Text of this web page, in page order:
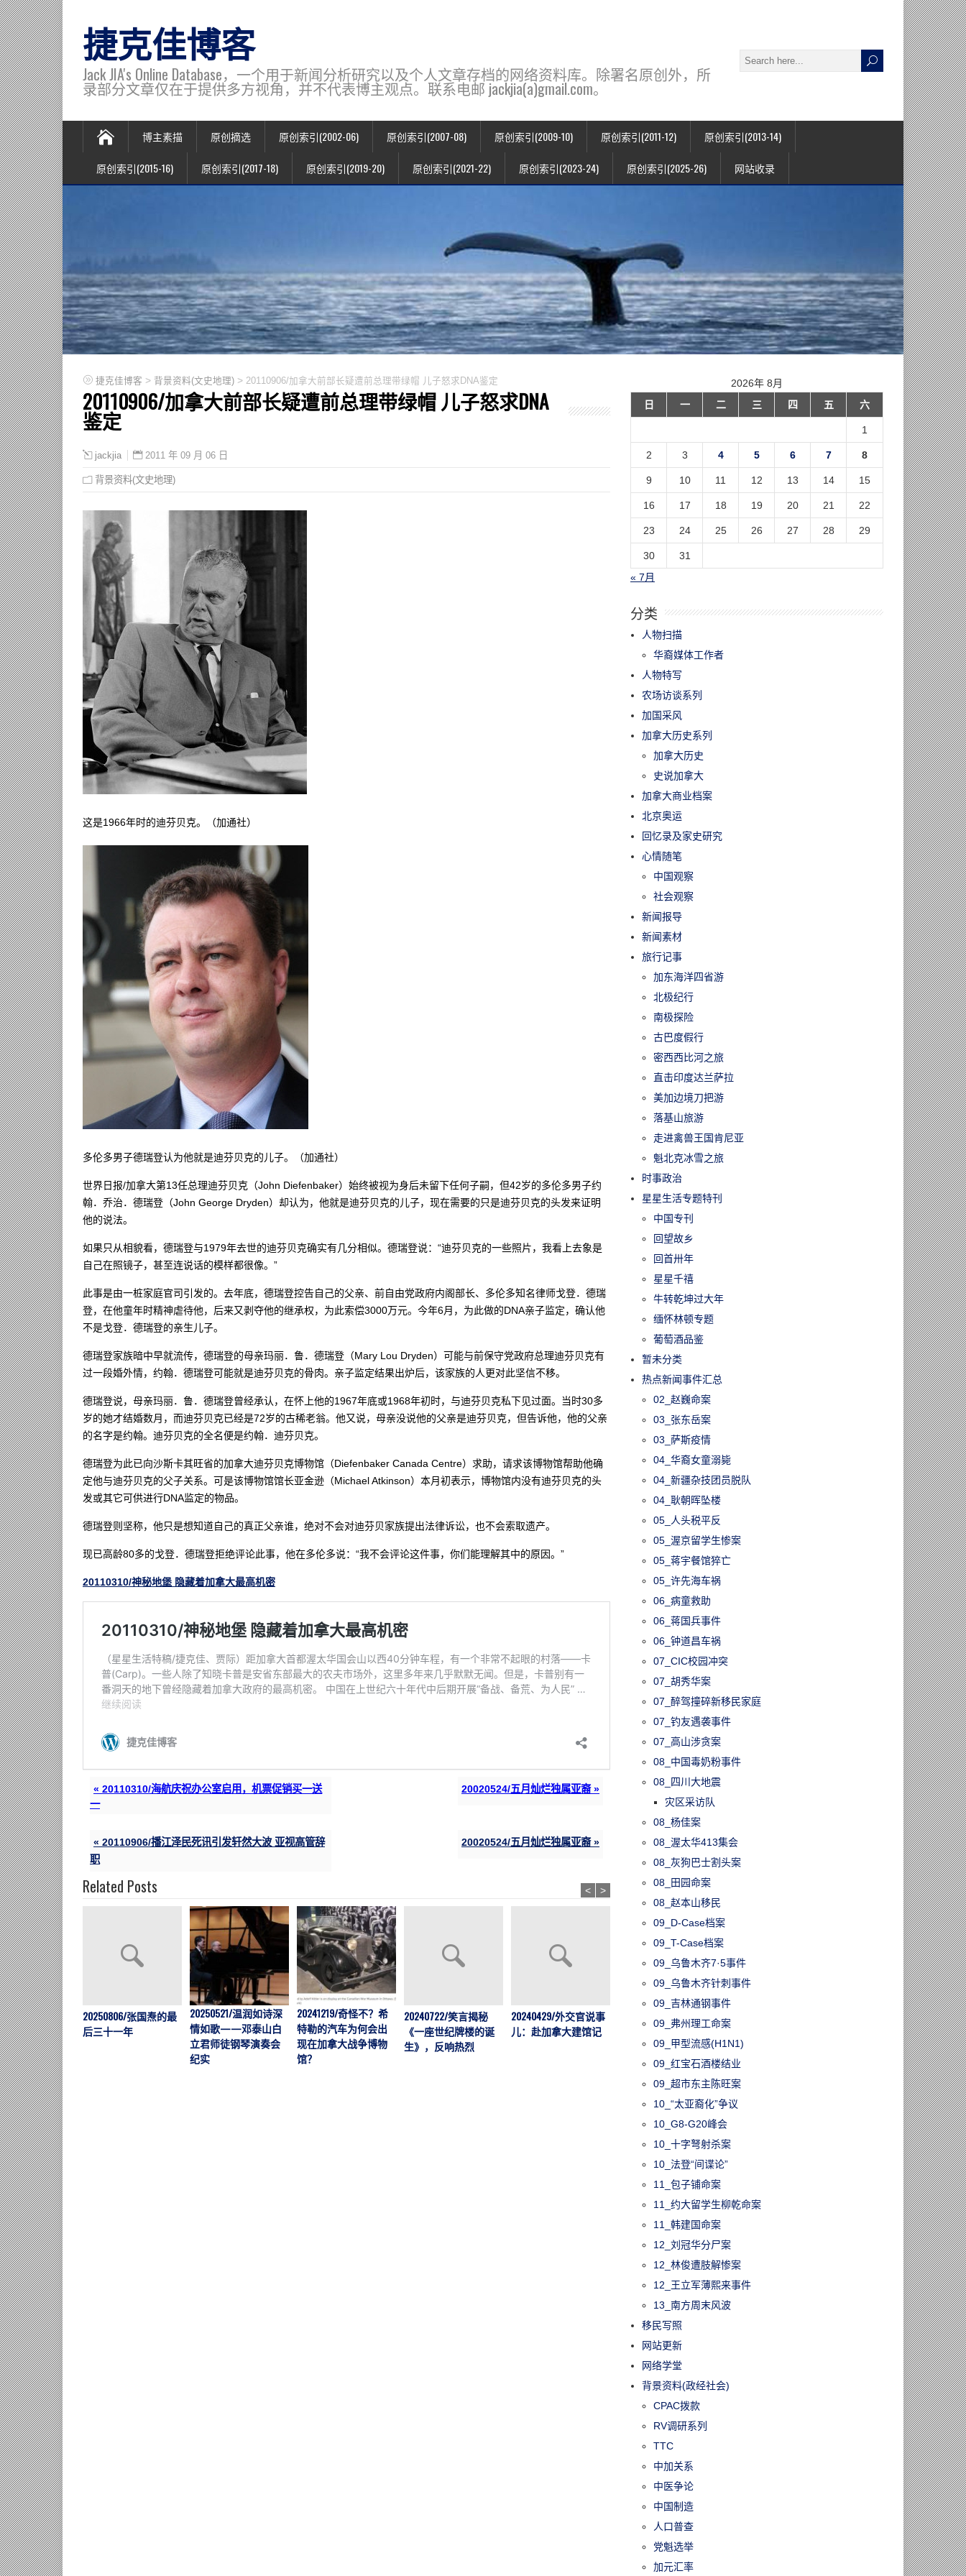
捷克佳博客
Jack JIA's Online Database，一个用于新闻分析研究以及个人文章存档的网络资料库。除署名原创外，所
录部分文章仅在于提供多方视角，并不代表博主观点。联系电邮 jackjia(a)gmail.com。
博主素描 原创摘选 原创索引(2002-06) 原创索引(2007-08) 原创索引(2009-10) 原创索引(2011-12) 原创索引(2013-14)
原创索引(2015-16) 原创索引(2017-18) 原创索引(2019-20) 原创索引(2021-22) 原创索引(2023-24) 原创索引(2025-26) 网站收录
捷克佳博客 > 背景资料(文史地理) > 20110906/加拿大前部长疑遭前总理带绿帽 儿子怒求DNA鉴定
20110906/加拿大前部长疑遭前总理带绿帽 儿子怒求DNA
鉴定
jackjia 2011 年 09 月 06 日
背景资料(文史地理)
这是1966年时的迪芬贝克。（加通社）
多伦多男子德瑞登认为他就是迪芬贝克的儿子。（加通社）
世界日报/加拿大第13任总理迪芬贝克（John Diefenbaker）始终被视为身后未留下任何子嗣，但42岁的多伦多男子约
翰．乔治．德瑞登（John George Dryden）却认为，他就是迪芬贝克的儿子，现在需要的只是迪芬贝克的头发来证明
他的说法。
如果只从相貌看，德瑞登与1979年去世的迪芬贝克确实有几分相似。德瑞登说：“迪芬贝克的一些照片，我看上去象是
自己在照镜子，甚至连说话的模样都很像。”
此事是由一桩家庭官司引发的。去年底，德瑞登控告自己的父亲、前自由党政府内阁部长、多伦多知名律师戈登．德瑞
登，在他童年时精神虐待他，后来又剥夺他的继承权，为此索偿3000万元。今年6月，为此做的DNA亲子监定，确认他
不是戈登．德瑞登的亲生儿子。
德瑞登家族暗中早就流传，德瑞登的母亲玛丽．鲁．德瑞登（Mary Lou Dryden）可能与前保守党政府总理迪芬贝克有
过一段婚外情，约翰．德瑞登可能就是迪芬贝克的骨肉。亲子监定结果出炉后，该家族的人更对此坚信不移。
德瑞登说，母亲玛丽．鲁．德瑞登曾经承认，在怀上他的1967年底或1968年初时，与迪芬贝克私下见过面。当时30多
岁的她才结婚数月，而迪芬贝克已经是72岁的古稀老翁。他又说，母亲没说他的父亲是迪芬贝克，但告诉他，他的父亲
的名字是约翰。迪芬贝克的全名便是约翰．迪芬贝克。
德瑞登为此已向沙斯卡其旺省的加拿大迪芬贝克博物馆（Diefenbaker Canada Centre）求助，请求该博物馆帮助他确
定他与迪芬贝克的父子关系。可是该博物馆馆长亚金逊（Michael Atkinson）本月初表示，博物馆内没有迪芬贝克的头
发或其它可供进行DNA监定的物品。
德瑞登则坚称，他只是想知道自己的真正父亲谁，绝对不会对迪芬贝家族提出法律诉讼，也不会索取遗产。
现已高龄80多的戈登．德瑞登拒绝评论此事，他在多伦多说：“我不会评论这件事，你们能理解其中的原因。”
20110310/神秘地堡 隐藏着加拿大最高机密
« 20110906/播江泽民死讯引发轩然大波 亚视高管辞
职
20020524/五月灿烂独属亚裔 »
Related Posts
20250806/张国焘的最
后三十一年
20250521/温润如诗深
情如歌——邓泰山白
立君师徒钢琴演奏会
纪实
20241219/奇怪不？希
特勒的汽车为何会出
现在加拿大战争博物
馆？
20240722/笑言揭秘
《一座世纪牌楼的诞
生》，反响热烈
20240429/外交官说事
儿：赴加拿大建馆记
20231023/皇家庄园将
举行名家枫彩精品联
展暨首届酒文化节
< >
2026年 8月
日
一 二 三 四 五 六
1
2 3 4 5 6 7 8
9 10 11 12 13 14 15
16 17 18 19 20 21 22
23 24 25 26 27 28 29
30
31
« 7月
分类
人物扫描
华裔媒体工作者
人物特写
农场访谈系列
加国采风
加拿大历史系列
加拿大历史
史说加拿大
加拿大商业档案
北京奥运
回忆录及家史研究
心情随笔
中国观察
社会观察
新闻报导
新闻素材
旅行记事
加东海洋四省游
北极纪行
南极探险
古巴度假行
密西西比河之旅
直击印度达兰萨拉
美加边境刀把游
落基山旅游
走进禽兽王国肯尼亚
魁北克冰雪之旅
时事政治
星星生活专题特刊
中国专刊
回望故乡
回首卅年
星星千禧
牛转乾坤过大年
缅怀林顿专题
葡萄酒品鉴
暂未分类
热点新闻事件汇总
02_赵巍命案
03_张东岳案
03_萨斯疫情
04_华裔女童溺毙
04_新疆杂技团员脱队
04_耿朝晖坠楼
05_人头税平反
05_渥京留学生惨案
05_蒋宇餐馆猝亡
05_许先海车祸
06_病童救助
06_蒋国兵事件
06_钟道昌车祸
07_CIC校园冲突
07_胡秀华案
07_醉驾撞碎新移民家庭
07_钓友遇袭事件
07_高山涉贪案
08_中国毒奶粉事件
08_四川大地震
灾区采访队
08_杨佳案
08_渥太华413集会
08_灰狗巴士割头案
08_田园命案
08_赵本山移民
09_D-Case档案
09_T-Case档案
09_乌鲁木齐7·5事件
09_乌鲁木齐针刺事件
09_吉林通钢事件
09_弗州理工命案
09_甲型流感(H1N1)
09_红宝石酒楼结业
09_超市东主陈旺案
10_“太亚裔化”争议
10_G8-G20峰会
10_十字弩射杀案
10_法登“间谍论”
11_包子铺命案
11_约大留学生柳乾命案
11_韩建国命案
12_刘冠华分尸案
12_林俊遭肢解惨案
12_王立军薄熙来事件
13_南方周末风波
移民写照
网站更新
网络学堂
背景资料(政经社会)
CPAC拨款
RV调研系列
TTC
中加关系
中医争论
中国制造
人口普查
党魁选举
加元汇率